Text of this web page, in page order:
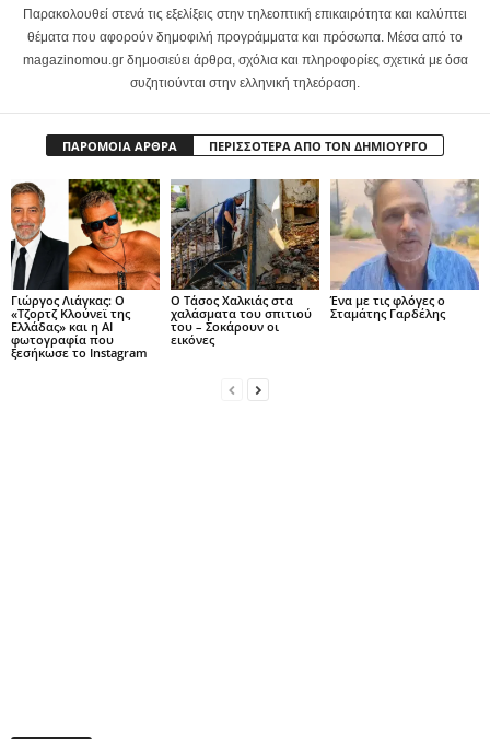
Παρακολουθεί στενά τις εξελίξεις στην τηλεοπτική επικαιρότητα και καλύπτει
θέματα που αφορούν δημοφιλή προγράμματα και πρόσωπα. Μέσα από το
magazinomou.gr δημοσιεύει άρθρα, σχόλια και πληροφορίες σχετικά με όσα
συζητιούνται στην ελληνική τηλεόραση.
ΠΑΡΟΜΟΙΑ ΑΡΘΡΑ ΠΕΡΙΣΣΟΤΕΡΑ ΑΠΟ ΤΟΝ ΔΗΜΙΟΥΡΓΟ
Γιώργος Λιάγκας: Ο
«Τζορτζ Κλούνεϊ της
Ελλάδας» και η AI
φωτογραφία που
ξεσήκωσε το Instagram
Ο Τάσος Χαλκιάς στα
χαλάσματα του σπιτιού
του – Σοκάρουν οι
εικόνες
Ένα με τις φλόγες ο
Σταμάτης Γαρδέλης